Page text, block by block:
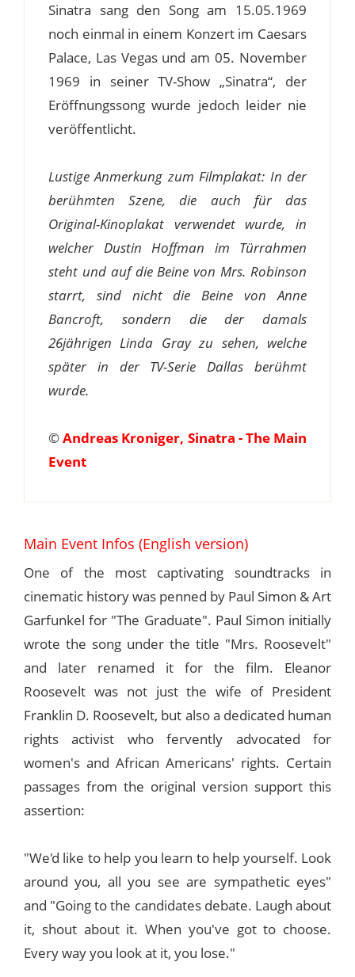
Sinatra sang den Song am 15.05.1969
noch einmal in einem Konzert im Caesars
Palace, Las Vegas und am 05. November
1969 in seiner TV-Show „Sinatra“, der
Eröffnungssong wurde jedoch leider nie
veröffentlicht.
Lustige Anmerkung zum Filmplakat: In der
berühmten Szene, die auch für das
Original-Kinoplakat verwendet wurde, in
welcher Dustin Hoffman im Türrahmen
steht und auf die Beine von Mrs. Robinson
starrt, sind nicht die Beine von Anne
Bancroft, sondern die der damals
26jährigen Linda Gray zu sehen, welche
später in der TV-Serie Dallas berühmt
wurde.
©Andreas Kroniger, Sinatra - The Main
Event
Main Event Infos (English version)
One of the most captivating soundtracks in
cinematic history was penned by Paul Simon & Art
Garfunkel for "The Graduate". Paul Simon initially
wrote the song under the title "Mrs. Roosevelt"
and later renamed it for the film. Eleanor
Roosevelt was not just the wife of President
Franklin D. Roosevelt, but also a dedicated human
rights activist who fervently advocated for
women's and African Americans' rights. Certain
passages from the original version support this
assertion:
"We'd like to help you learn to help yourself. Look
around you, all you see are sympathetic eyes"
and "Going to the candidates debate. Laugh about
it, shout about it. When you've got to choose.
Every way you look at it, you lose."